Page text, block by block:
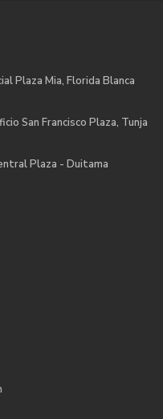
Plaza Mia, Florida Blanca
San Francisco Plaza, Tunja
Plaza - Duitama